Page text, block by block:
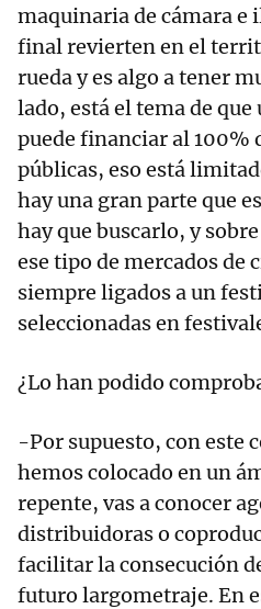
maquinaria de cámara e
final revierten en el
rueda y es algo a tener
lado, está el tema de que
puede financiar al 100%
públicas, eso está
hay una gran parte que
hay que buscarlo, y
ese tipo de mercados de
siempre ligados a un
seleccionadas en
¿Lo han podido
-Por supuesto, con este
hemos colocado en un
repente, vas a conocer
distribuidoras o
facilitar la consecución
futuro largometraje. En